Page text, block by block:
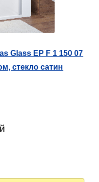
Glass EP F 1 150 07
стекло сатин